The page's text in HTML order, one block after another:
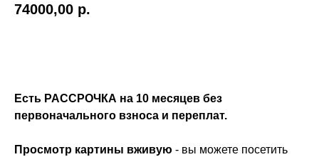
74000,00 р.
Есть РАССРОЧКА на 10 месяцев без
первоначального взноса и переплат.
Просмотр картины вживую - вы можете посетить